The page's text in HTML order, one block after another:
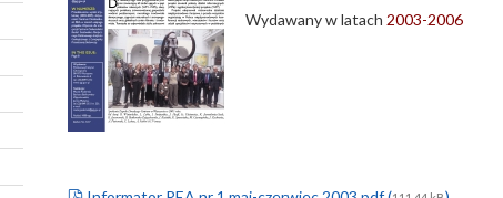
Wydawany w latach 2003-2006